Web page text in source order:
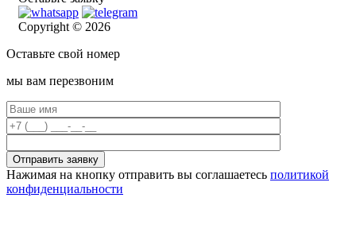
Copyright © 2026
Оставьте свой номер
мы вам перезвоним
Нажимая на кнопку отправить вы соглашаетесь политикой
конфиденциальности